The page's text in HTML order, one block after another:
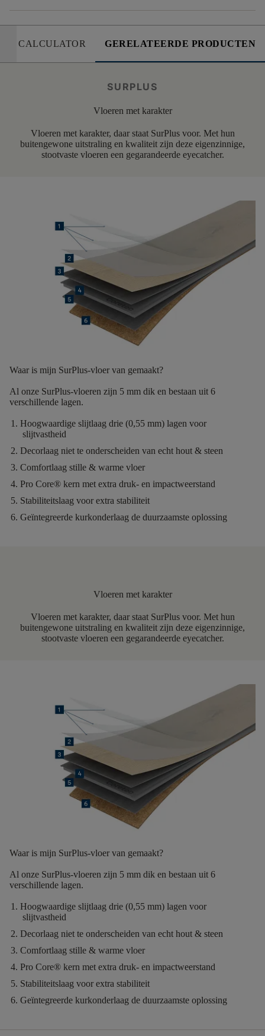
CALCULATOR GERELATEERDE PRODUCTEN
SURPLUS
Vloeren met karakter
Vloeren met karakter, daar staat SurPlus voor. Met hun
buitengewone uitstraling en kwaliteit zijn deze eigenzinnige,
stootvaste vloeren een gegarandeerde eyecatcher.
Waar is mijn SurPlus-vloer van gemaakt?
Al onze SurPlus-vloeren zijn 5 mm dik en bestaan uit 6
verschillende lagen.
Hoogwaardige slijtlaag drie (0,55 mm) lagen voor
slijtvastheid
Decorlaag niet te onderscheiden van echt hout & steen
Comfortlaag stille & warme vloer
Pro Core® kern met extra druk- en impactweerstand
Stabiliteitslaag voor extra stabiliteit
Geïntegreerde kurkonderlaag de duurzaamste oplossing
Vloeren met karakter
Vloeren met karakter, daar staat SurPlus voor. Met hun
buitengewone uitstraling en kwaliteit zijn deze eigenzinnige,
stootvaste vloeren een gegarandeerde eyecatcher.
Waar is mijn SurPlus-vloer van gemaakt?
Al onze SurPlus-vloeren zijn 5 mm dik en bestaan uit 6
verschillende lagen.
Hoogwaardige slijtlaag drie (0,55 mm) lagen voor
slijtvastheid
Decorlaag niet te onderscheiden van echt hout & steen
Comfortlaag stille & warme vloer
Pro Core® kern met extra druk- en impactweerstand
Stabiliteitslaag voor extra stabiliteit
Geïntegreerde kurkonderlaag de duurzaamste oplossing